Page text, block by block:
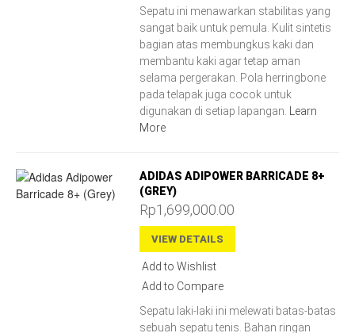
Sepatu ini menawarkan stabilitas yang
sangat baik untuk pemula. Kulit sintetis
bagian atas membungkus kaki dan
membantu kaki agar tetap aman
selama pergerakan. Pola herringbone
pada telapak juga cocok untuk
digunakan di setiap lapangan.
Learn
More
ADIDAS ADIPOWER BARRICADE 8+
(GREY)
Rp1,699,000.00
VIEW DETAILS
Add to Wishlist
Add to Compare
Sepatu laki-laki ini melewati batas-batas
sebuah sepatu tenis. Bahan ringan